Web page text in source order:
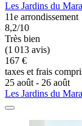
Les Jardins du
11e arrondissement
8,2/10
Très bien
(1 013 avis)
167 €
taxes et frais
25 août - 26 août
Les Jardins du